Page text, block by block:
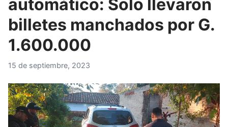
automático: Solo llevaron
billetes manchados por G.
1.600.000
15 de septiembre, 2023